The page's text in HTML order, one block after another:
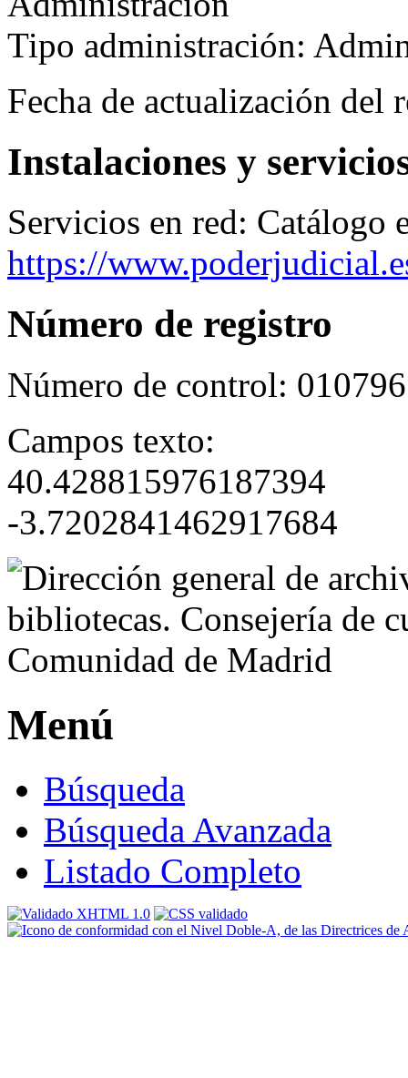
Tipo administración:
Fecha de actualización del
Instalaciones y
Servicios en red: Catálogo
https://
Número de registro
Número de control:
Campos texto:
40.428815976187394
-3.7202841462917684
Menú
Búsqueda
Búsqueda Avanzada
Listado Completo